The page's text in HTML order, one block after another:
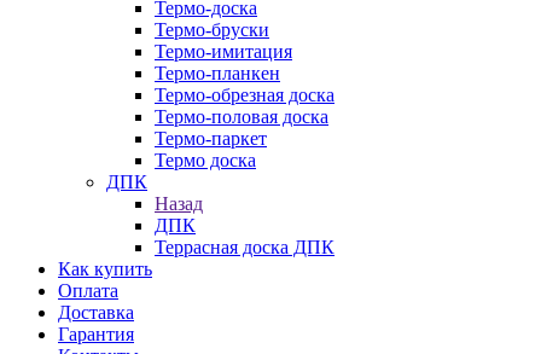
Термо-доска
Термо-бруски
Термо-имитация
Термо-планкен
Термо-обрезная доска
Термо-половая доска
Термо-паркет
Термо доска
ДПК
Назад
ДПК
Террасная доска ДПК
Как купить
Оплата
Доставка
Гарантия